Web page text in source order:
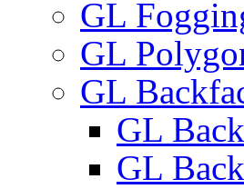
GL
GL
GL
GL
GL